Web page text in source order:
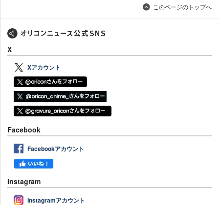
このページのトップへ
X
Xアカウント
Facebook
Facebookアカウント
Instagram
Instagramアカウント